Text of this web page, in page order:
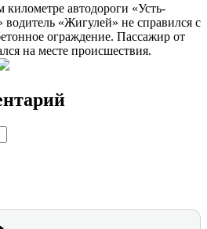
автодороги «Усть-
«Жигулей» не справился с
ограждение. Пассажир от
на месте происшествия.